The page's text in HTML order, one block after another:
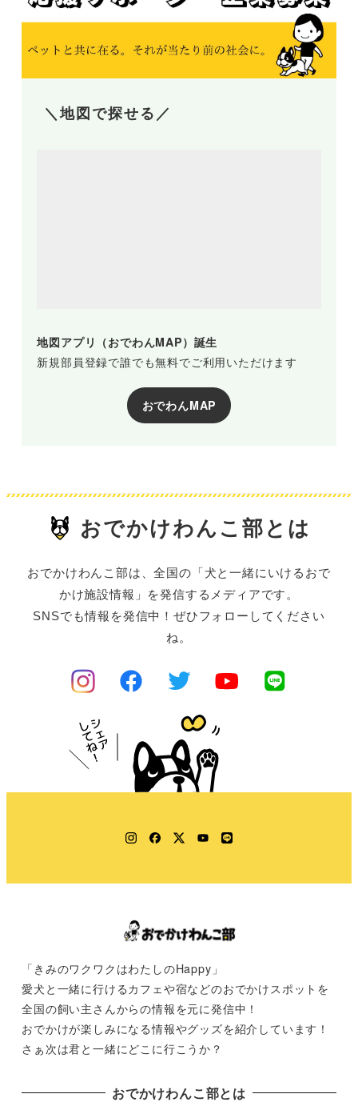
＼地図で探せる／
地図アプリ（おでわんMAP）誕生
新規部員登録で誰でも無料でご利用いただけます
おでわんMAP
おでかけわんこ部とは
おでかけわんこ部は、全国の「犬と一緒にいけるおで
かけ施設情報」を発信するメディアです。
SNSでも情報を発信中！ぜひフォローしてください
ね。
Instagram
Facebook
TwitterYouTube
LINE
「きみのワクワクはわたしのHappy」
愛犬と一緒に行けるカフェや宿などのおでかけスポットを
全国の飼い主さんからの情報を元に発信中！
おでかけが楽しみになる情報やグッズを紹介しています！
さぁ次は君と一緒にどこに行こうか？
おでかけわんこ部とは